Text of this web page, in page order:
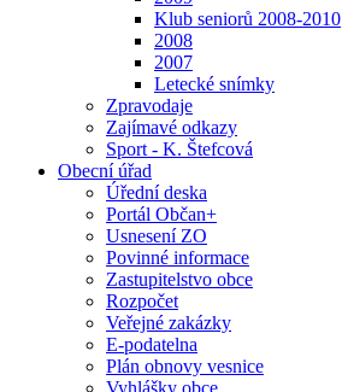
Klub seniorů 2008-2010
2008
2007
Letecké snímky
Zpravodaje
Zajímavé odkazy
Sport - K. Štefcová
Obecní úřad
Úřední deska
Portál Občan+
Usnesení ZO
Povinné informace
Zastupitelstvo obce
Rozpočet
Veřejné zakázky
E-podatelna
Plán obnovy vesnice
Vyhlášky obce